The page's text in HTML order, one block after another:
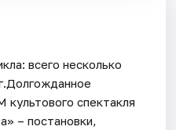
всего несколько
спектакля
– постановки,